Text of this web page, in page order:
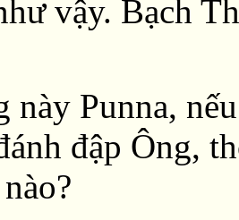
vậy. Bạch
này Punna,
đập Ông,